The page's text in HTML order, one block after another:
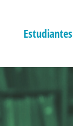
Estudiantes